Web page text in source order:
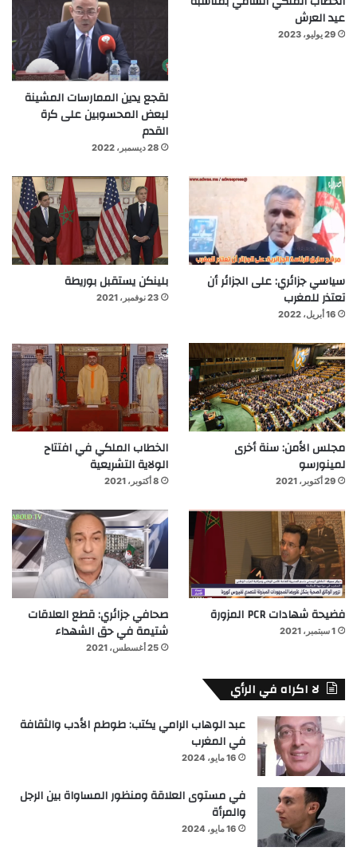
عيد العرش
29 يوليو، 2023
لقجع يدين الممارسات المشينة
لبعض المحسوبين على كرة
القدم
28 ديسمبر، 2022
سياسي جزائري: على الجزائر أن
تعتذر للمغرب
16 أبريل، 2022
بلينكن يستقبل بوريطة
23 نوفمبر، 2021
مجلس الأمن: سنة أخرى
لمينورسو
29 أكتوبر، 2021
الخطاب الملكي في افتتاح
الولاية التشريعية
8 أكتوبر، 2021
فضيحة شهادات PCR المزورة
1 سبتمبر، 2021
صحافي جزائري: قطع العلاقات
شتيمة في حق الشهداء
25 أغسطس، 2021
لا اكراه في الرأي
عبد الوهاب الرامي يكتب: طوطم الأدب والثقافة
في المغرب
16 مايو، 2024
في مستوى العلاقة ومنظور المساواة بين الرجل
والمرأة
16 مايو، 2024